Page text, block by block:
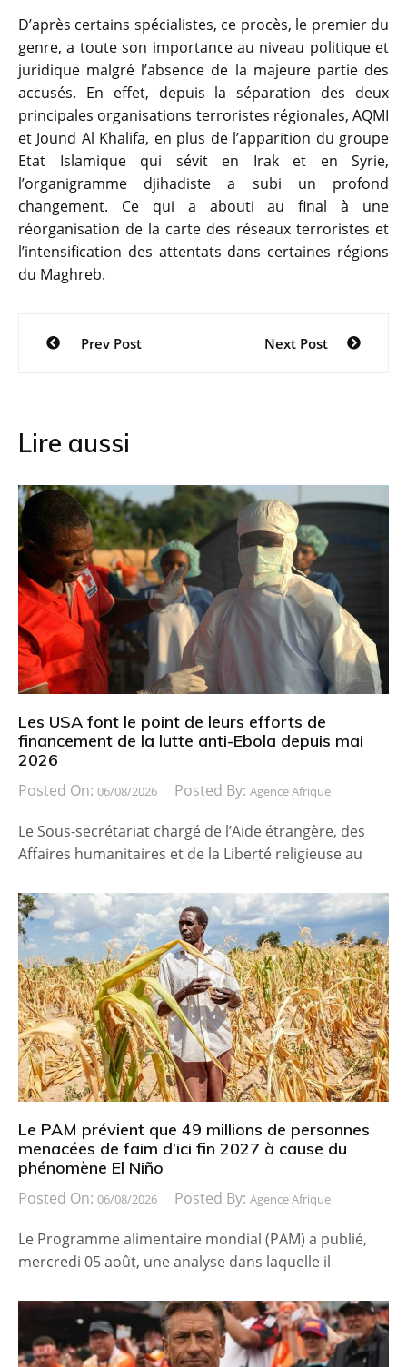
D’après certains spécialistes, ce procès, le premier du
genre, a toute son importance au niveau politique et
juridique malgré l’absence de la majeure partie des
accusés. En effet, depuis la séparation des deux
principales organisations terroristes régionales, AQMI
et Jound Al Khalifa, en plus de l’apparition du groupe
Etat Islamique qui sévit en Irak et en Syrie,
l’organigramme djihadiste a subi un profond
changement. Ce qui a abouti au final à une
réorganisation de la carte des réseaux terroristes et
l’intensification des attentats dans certaines régions
du Maghreb.
Navigation
Prev Post Next Post
Lire aussi
Les USA font le point de leurs efforts de
financement de la lutte anti-Ebola depuis mai
2026
Posted On: 06/08/2026 Posted By: Agence Afrique
Le Sous-secrétariat chargé de l’Aide étrangère, des
Affaires humanitaires et de la Liberté religieuse au
Le PAM prévient que 49 millions de personnes
menacées de faim d’ici fin 2027 à cause du
phénomène El Niño
Posted On: 06/08/2026 Posted By: Agence Afrique
Le Programme alimentaire mondial (PAM) a publié,
mercredi 05 août, une analyse dans laquelle il